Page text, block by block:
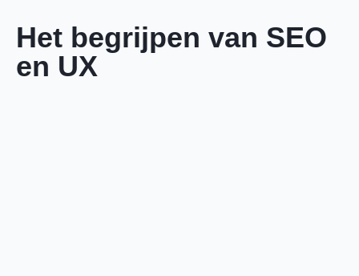
Het begrijpen van SEO
en UX